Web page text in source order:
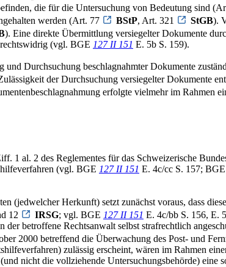
die für die Untersuchung von Bedeutung sind
werden (Art. 77
BStP, Art. 321 StGB).
). Eine direkte Übermittlung versiegelter Dokumente
(vgl. BGE 127 II 151 E. 5b S. 159).
Durchsuchung beschlagnahmter Dokumente
der Durchsuchung versiegelter Dokumente
erfolgte vielmehr im Rahmen
1 al. 2 des Reglementes für das Schweizerische
(vgl. BGE 127 II 151 E. 4c/cc S. 157; BGE
(jedwelcher Herkunft) setzt zunächst voraus, dass
12 IRSG; vgl. BGE 127 II 151 E. 4c/bb S. 156, E.
betroffene Rechtsanwalt selbst strafrechtlich
2000 betreffend die Überwachung des Post- und
zulässig erscheint, wären im Rahmen
nicht die vollziehende Untersuchungsbehörde) eine